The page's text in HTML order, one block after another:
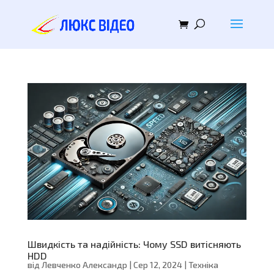
Швидкість та надійність: Чому SSD витісняють
HDD
від Левченко Александр | Сер 12, 2024| Техніка